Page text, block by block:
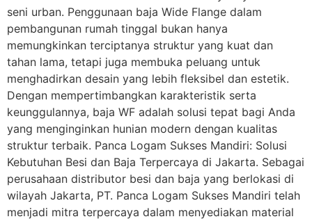
seni urban. Penggunaan baja Wide Flange dalam
pembangunan rumah tinggal bukan hanya
memungkinkan terciptanya struktur yang kuat dan
tahan lama, tetapi juga membuka peluang untuk
menghadirkan desain yang lebih fleksibel dan estetik.
Dengan mempertimbangkan karakteristik serta
keunggulannya, baja WF adalah solusi tepat bagi Anda
yang menginginkan hunian modern dengan kualitas
struktur terbaik. Panca Logam Sukses Mandiri: Solusi
Kebutuhan Besi dan Baja Terpercaya di Jakarta. Sebagai
perusahaan distributor besi dan baja yang berlokasi di
wilayah Jakarta, PT. Panca Logam Sukses Mandiri telah
menjadi mitra terpercaya dalam menyediakan material